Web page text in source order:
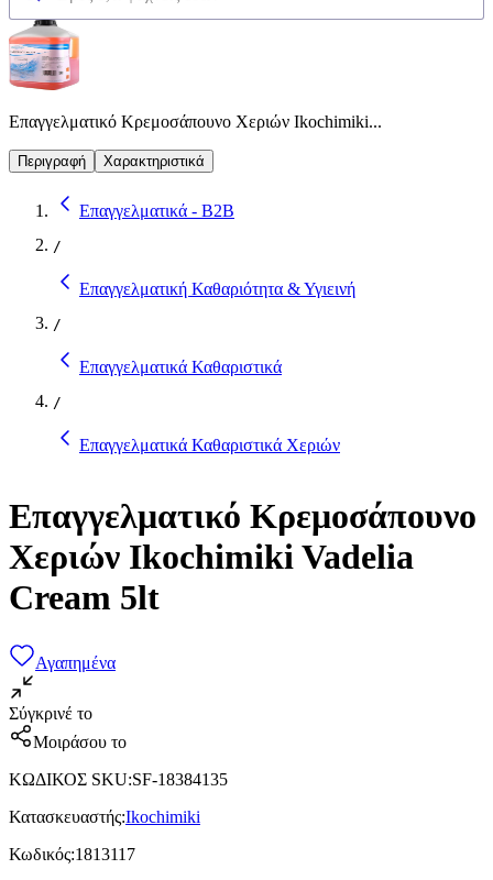
Επαγγελματικό Κρεμοσάπουνο Χεριών Ikochimiki...
Περιγραφή Χαρακτηριστικά
Επαγγελματικά - B2B
/
Επαγγελματική Καθαριότητα & Υγιεινή
/
Επαγγελματικά Καθαριστικά
/
Επαγγελματικά Καθαριστικά Χεριών
Επαγγελματικό Κρεμοσάπουνο
Χεριών Ikochimiki Vadelia
Cream 5lt
Αγαπημένα
Σύγκρινέ το
Μοιράσου το
ΚΩΔΙΚΟΣ SKU:SF-18384135
Κατασκευαστής:Ikochimiki
Κωδικός:1813117